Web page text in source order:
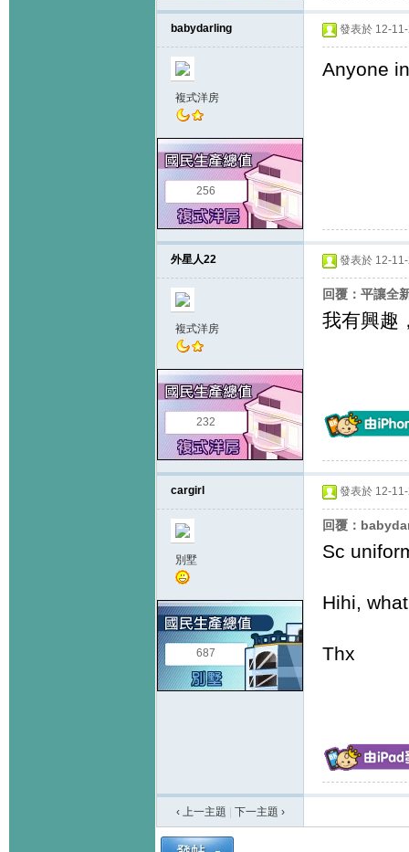
babydarling
複式洋房
256
發表於 12-
Anyone
外星人22
複式洋房
232
發表於 12-
回覆：平讓全
我有興趣
cargirl
別墅
687
發表於 12-
回覆：
Sc
Hihi,
Thx
‹ 上一主題 下一主題 ›